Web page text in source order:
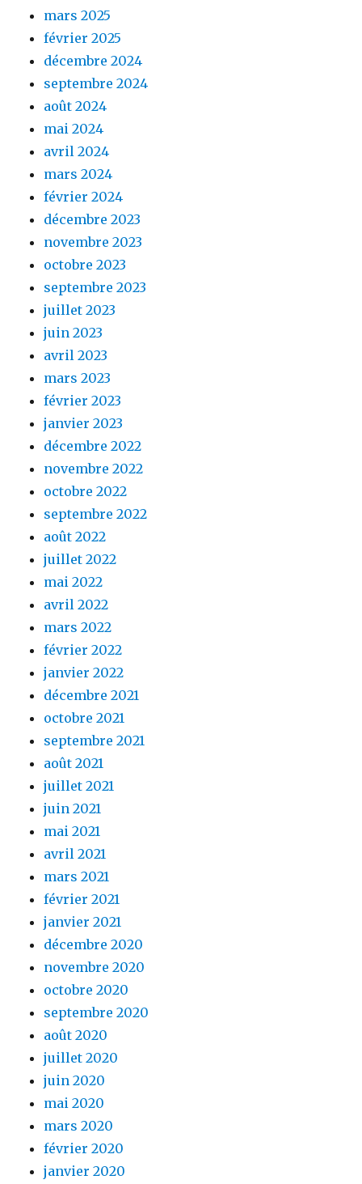
mars 2025
février 2025
décembre 2024
septembre 2024
août 2024
mai 2024
avril 2024
mars 2024
février 2024
décembre 2023
novembre 2023
octobre 2023
septembre 2023
juillet 2023
juin 2023
avril 2023
mars 2023
février 2023
janvier 2023
décembre 2022
novembre 2022
octobre 2022
septembre 2022
août 2022
juillet 2022
mai 2022
avril 2022
mars 2022
février 2022
janvier 2022
décembre 2021
octobre 2021
septembre 2021
août 2021
juillet 2021
juin 2021
mai 2021
avril 2021
mars 2021
février 2021
janvier 2021
décembre 2020
novembre 2020
octobre 2020
septembre 2020
août 2020
juillet 2020
juin 2020
mai 2020
mars 2020
février 2020
janvier 2020